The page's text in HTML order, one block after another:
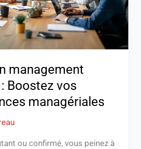
management
Boostez vos
managériales
ou confirmé, vous peinez à